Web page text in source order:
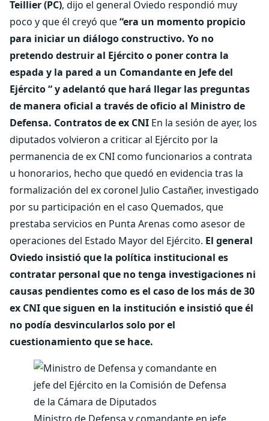
Teillier (PC), dijo el general Oviedo respondió muy
poco y que él creyó que“era un momento propicio
para iniciar un diálogo constructivo. Yo no
pretendo destruir al Ejército o poner contra la
espada y la pared a un Comandante en Jefe del
Ejército “ y adelantó que hará llegar las preguntas
de manera oficial a través de oficio al Ministro de
Defensa. Contratos de ex CNI En la sesión de ayer, los
diputados volvieron a criticar al Ejército por la
permanencia de ex CNI como funcionarios a contrata
u honorarios, hecho que quedó en evidencia tras la
formalización del ex coronel Julio Castañer, investigado
por su participación en el caso Quemados, que
prestaba servicios en Punta Arenas como asesor de
operaciones del Estado Mayor del Ejército. El general
Oviedo insistió que la política institucional es
contratar personal que no tenga investigaciones ni
causas pendientes como es el caso de los más de 30
ex CNI que siguen en la institución e insistió que él
no podía desvincularlos solo por el
cuestionamiento que se hace.